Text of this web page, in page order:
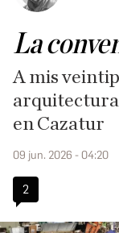
La
A mis
en Cazatur
09 jun. 2026 - 04:20
2